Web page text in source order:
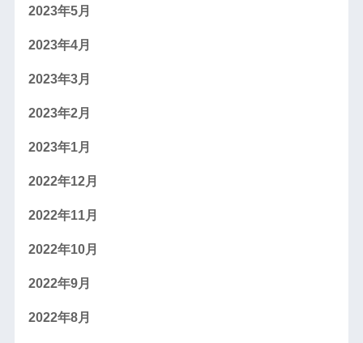
2023年5月
2023年4月
2023年3月
2023年2月
2023年1月
2022年12月
2022年11月
2022年10月
2022年9月
2022年8月